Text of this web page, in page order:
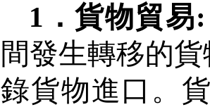
1 ．貨物貿易:
間發生轉移的
錄貨物進口。